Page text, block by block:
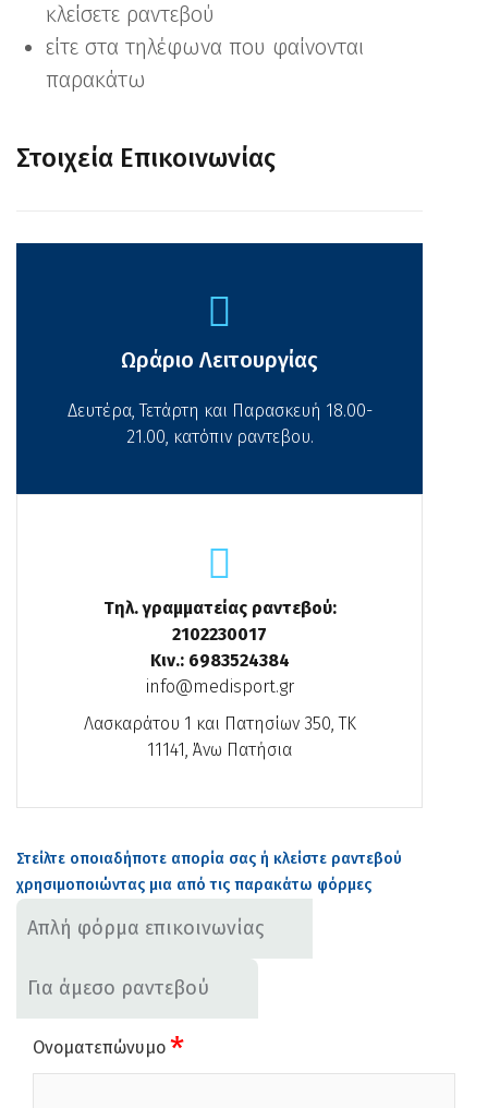
κλείσετε ραντεβού
είτε στα τηλέφωνα που φαίνονται
παρακάτω
Στοιχεία Επικοινωνίας
Ωράριο Λειτουργίας
Δευτέρα, Τετάρτη και Παρασκευή 18.00-
21.00, κατόπιν ραντεβου.
Τηλ. γραμματείας ραντεβού:
2102230017
Κιν.: 6983524384
info@medisport.gr
Λασκαράτου 1 και Πατησίων 350,ΤΚ
11141, Άνω Πατήσια
Στείλτε οποιαδήποτε απορία σας ή κλείστε ραντεβού
χρησιμοποιώντας μια από τις παρακάτω φόρμες
Απλή φόρμα επικοινωνίας
Για άμεσο ραντεβού
Ονοματεπώνυμο *